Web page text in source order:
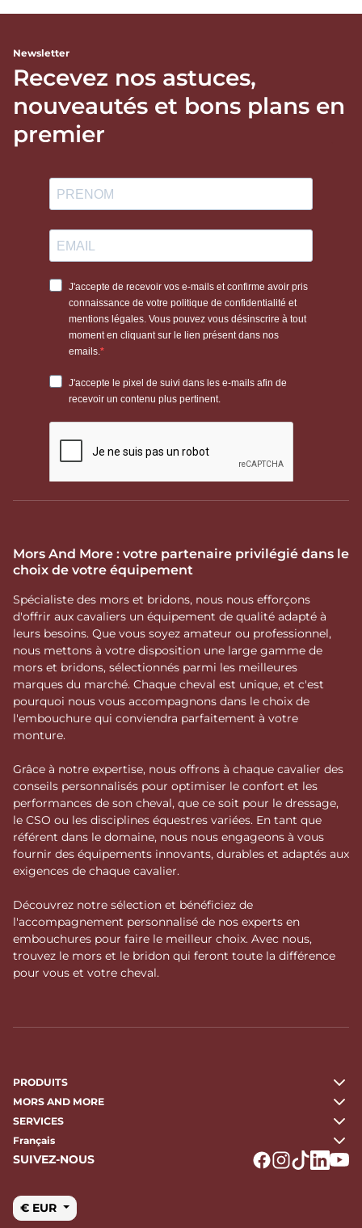
Newsletter
Recevez nos astuces,
nouveautés et bons plans en
premier
Mors And More : votre partenaire privilégié dans le
choix de votre équipement
Spécialiste des mors et bridons, nous nous efforçons
d'offrir aux cavaliers un équipement de qualité adapté à
leurs besoins. Que vous soyez amateur ou professionnel,
nous mettons à votre disposition une large gamme de
mors et bridons, sélectionnés parmi les meilleures
marques du marché. Chaque cheval est unique, et c'est
pourquoi nous vous accompagnons dans le choix de
l'embouchure qui conviendra parfaitement à votre
monture.
Grâce à notre expertise, nous offrons à chaque cavalier des
conseils personnalisés pour optimiser le confort et les
performances de son cheval, que ce soit pour le dressage,
le CSO ou les disciplines équestres variées. En tant que
référent dans le domaine, nous nous engageons à vous
fournir des équipements innovants, durables et adaptés aux
exigences de chaque cavalier.
Découvrez notre sélection et bénéficiez de
l'accompagnement personnalisé de nos experts en
embouchures pour faire le meilleur choix. Avec nous,
trouvez le mors et le bridon qui feront toute la différence
pour vous et votre cheval.
PRODUITS
MORS AND MORE
SERVICES
Français
SUIVEZ-NOUS
€ EUR